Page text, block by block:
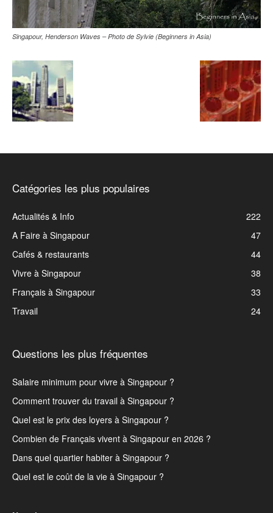
Singapour, Henderson Waves – Photo de Sylvie (Beginners in Asia)
Catégories les plus populaires
Actualités & Info
222
A Faire à Singapour
47
Cafés & restaurants
44
Vivre à Singapour
38
Français à Singapour
33
Travail
24
Questions les plus fréquentes
Salaire minimum pour vivre à Singapour ?
Comment trouver du travail à Singapour ?
Quel est le prix des loyers à Singapour ?
Combien de Français vivent à Singapour en 2026 ?
Dans quel quartier habiter à Singapour ?
Quel est le coût de la vie à Singapour ?